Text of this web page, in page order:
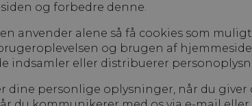
og forbedre denne.
anvender alene så få cookies som
og brugen af
indsamler eller distribuerer
dine personlige oplysninger, når du giver